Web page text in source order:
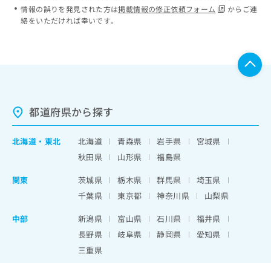
情報の誤りを発見された方は掲載情報の修正依頼フォーム
からご連
絡をいただければ幸いです。
都道府県から探す
北海道 ・ 東北 北海道 青森県 岩手県
宮城県
秋田県
山形県
福島県
関東
茨城県 栃木県 群馬県
埼玉県
千葉県
東京都 神奈川県
山梨県
中部
新潟県 富山県 石川県
福井県
長野県
岐阜県 静岡県
愛知県
三重県